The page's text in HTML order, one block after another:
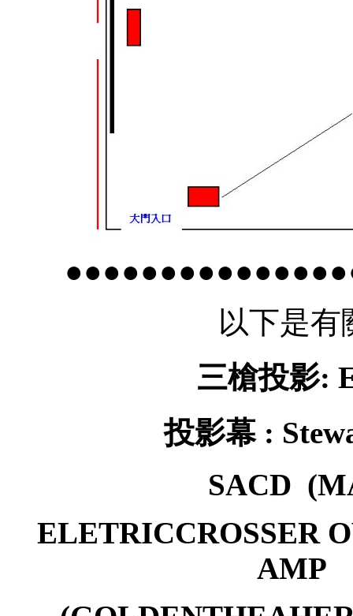
以下是有
三槍投影:
投影幕 : S
SACD
ELETRICCROSSER
AMP